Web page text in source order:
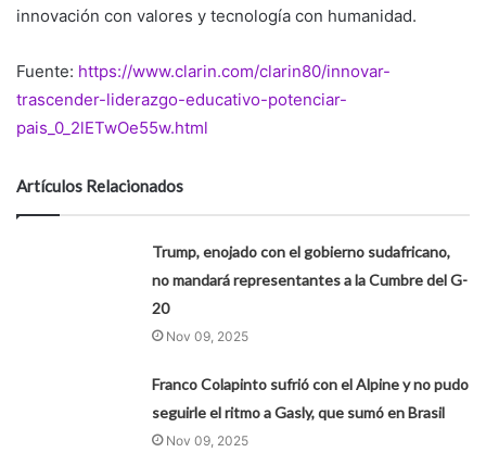
innovación con valores y tecnología con humanidad.
Fuente: https://www.clarin.com/clarin80/innovar-
trascender-liderazgo-educativo-potenciar-
pais_0_2lETwOe55w.html
Artículos Relacionados
Trump, enojado con el gobierno sudafricano,
no mandará representantes a la Cumbre del G-
20
Nov 09, 2025
Franco Colapinto sufrió con el Alpine y no pudo
seguirle el ritmo a Gasly, que sumó en Brasil
Nov 09, 2025